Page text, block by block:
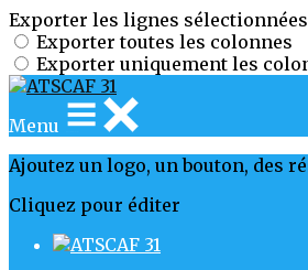
Exporter les lignes sélectionnées
Exporter toutes les colonnes
Exporter uniquement les
Menu
Ajoutez un logo, un bouton, des
Cliquez pour éditer